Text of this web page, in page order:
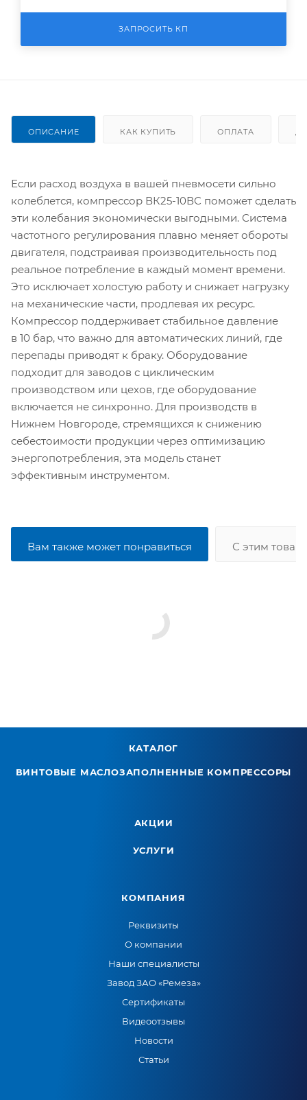
ЗАПРОСИТЬ КП
ОПИСАНИЕ КАК КУПИТЬ ОПЛАТА
Если расход воздуха в вашей пневмосети сильно
колеблется, компрессор ВК25-10ВС поможет сделать
эти колебания экономически выгодными. Система
частотного регулирования плавно меняет обороты
двигателя, подстраивая производительность под
реальное потребление в каждый момент времени.
Это исключает холостую работу и снижает нагрузку
на механические части, продлевая их ресурс.
Компрессор поддерживает стабильное давление
в 10 бар, что важно для автоматических линий, где
перепады приводят к браку. Оборудование
подходит для заводов с циклическим
производством или цехов, где оборудование
включается не синхронно. Для производств в
Нижнем Новгороде, стремящихся к снижению
себестоимости продукции через оптимизацию
энергопотребления, эта модель станет
эффективным инструментом.
Вам также может понравиться С этим
КАТАЛОГ
ВИНТОВЫЕ МАСЛОЗАПОЛНЕННЫЕ КОМПРЕССОРЫ
АКЦИИ
УСЛУГИ
КОМПАНИЯ
Реквизиты
О компании
Наши специалисты
Завод ЗАО «Ремеза»
Сертификаты
Видеоотзывы
Новости
Статьи